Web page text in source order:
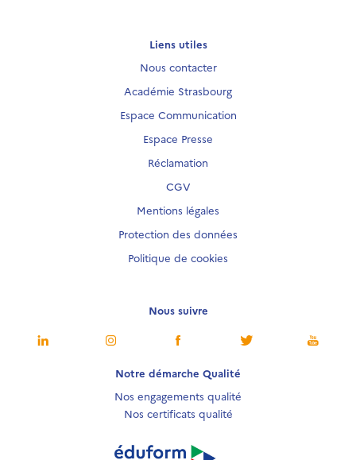
Liens utiles
Nous contacter
Académie Strasbourg
Espace Communication
Espace Presse
Réclamation
CGV
Mentions légales
Protection des données
Politique de cookies
Nous suivre
Notre démarche Qualité
Nos engagements qualité
Nos certificats qualité